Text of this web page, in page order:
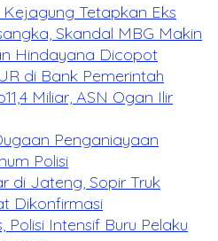
Kejagung Tetapkan Eks
Skandal MBG Makin
Hindayana Dicopot
di Bank Pemerintah
Miliar, ASN Ogan Ilir
Penganiayaan
Polisi
di Jateng, Sopir Truk
Dikonfirmasi
Polisi Intensif Buru Pelaku